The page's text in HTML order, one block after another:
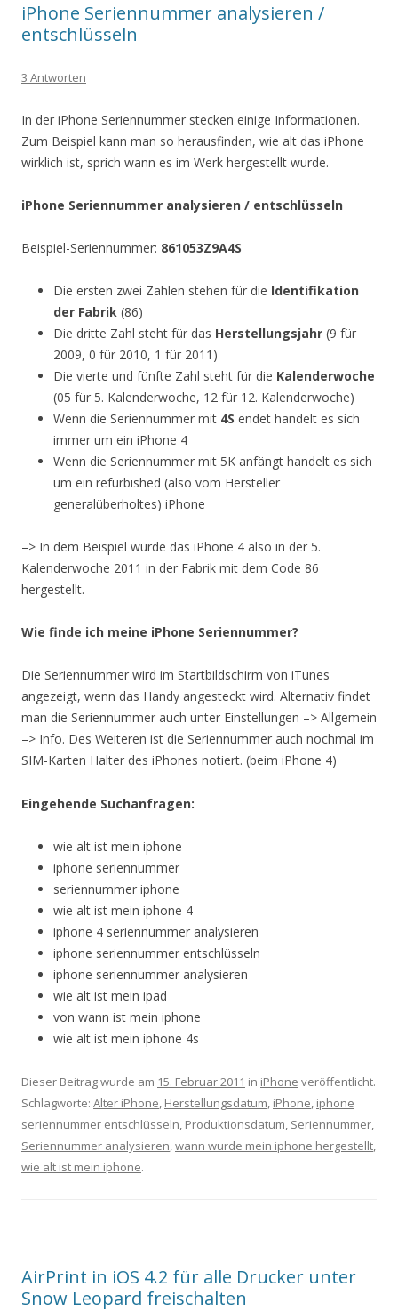
iPhone Seriennummer analysieren /
entschlüsseln
3 Antworten
In der iPhone Seriennummer stecken einige Informationen.
Zum Beispiel kann man so herausfinden, wie alt das iPhone
wirklich ist, sprich wann es im Werk hergestellt wurde.
iPhone Seriennummer analysieren / entschlüsseln
Beispiel-Seriennummer: 861053Z9A4S
Die ersten zwei Zahlen stehen für die Identifikation
der Fabrik (86)
Die dritte Zahl steht für das Herstellungsjahr (9 für
2009, 0 für 2010, 1 für 2011)
Die vierte und fünfte Zahl steht für die Kalenderwoche
(05 für 5. Kalenderwoche, 12 für 12. Kalenderwoche)
Wenn die Seriennummer mit 4S endet handelt es sich
immer um ein iPhone 4
Wenn die Seriennummer mit 5K anfängt handelt es sich
um ein refurbished (also vom Hersteller
generalüberholtes) iPhone
–> In dem Beispiel wurde das iPhone 4 also in der 5.
Kalenderwoche 2011 in der Fabrik mit dem Code 86
hergestellt.
Wie finde ich meine iPhone Seriennummer?
Die Seriennummer wird im Startbildschirm von iTunes
angezeigt, wenn das Handy angesteckt wird. Alternativ findet
man die Seriennummer auch unter Einstellungen –> Allgemein
–> Info. Des Weiteren ist die Seriennummer auch nochmal im
SIM-Karten Halter des iPhones notiert. (beim iPhone 4)
Eingehende Suchanfragen:
wie alt ist mein iphone
iphone seriennummer
seriennummer iphone
wie alt ist mein iphone 4
iphone 4 seriennummer analysieren
iphone seriennummer entschlüsseln
iphone seriennummer analysieren
wie alt ist mein ipad
von wann ist mein iphone
wie alt ist mein iphone 4s
Dieser Beitrag wurde am 15. Februar 2011 in iPhone veröffentlicht.
Schlagworte: Alter iPhone, Herstellungsdatum, iPhone, iphone
seriennummer entschlüsseln, Produktionsdatum, Seriennummer,
Seriennummer analysieren,wann wurde mein iphone hergestellt,
wie alt ist mein iphone.
AirPrint in iOS 4.2 für alle Drucker unter
Snow Leopard freischalten